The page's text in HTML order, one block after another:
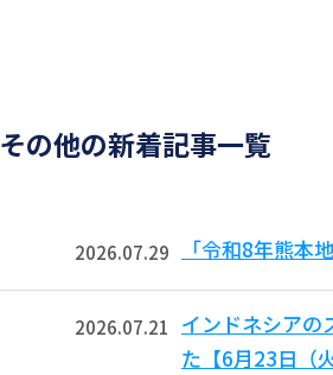
その他の新着記事一覧
2026.07.29 「令和8年熊本
2026.07.21
インドネシア
た【6月23日（